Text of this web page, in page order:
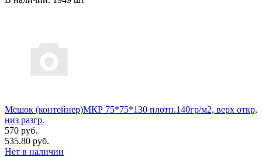
Мешок (контейнер)МКР 75*75*130 плотн.140гр/м2, верх откр,
низ разгр.
570 руб.
535.80 руб.
Нет в наличии